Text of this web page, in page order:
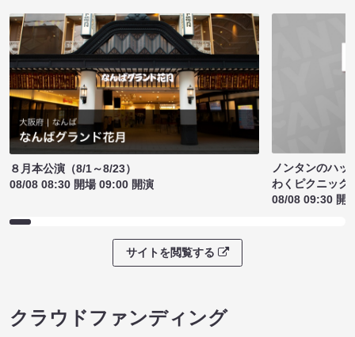
８月本公演（8/1～8/23）
08/08 08:30 開場 09:00 開演
ノンタンのハッ
わくピクニック
08/08 09:30 開
サイトを閲覧する
クラウドファンディング